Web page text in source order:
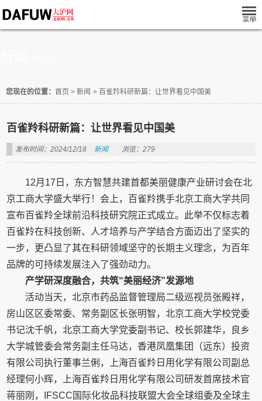
您现在的位置： 首页 > 新闻 > 百雀羚科研新篇：让世界看见中国美
百雀羚科研新篇：让世界看见中国美
发布时间：2024/12/18 新闻 浏览：279
12月17日，东方智慧共建首都美丽健康产业研讨会在北
京工商大学盛大举行！会上，百雀羚携手北京工商大学共同
宣布百雀羚全球前沿科技研究院正式成立。此举不仅标志着
百雀羚在科技创新、人才培养与产学结合方面迈出了坚实的
一步，更凸显了其在科研领域坚守的长期主义理念，为百年
品牌的可持续发展注入了强劲动力。
产学研深度融合，共筑“美丽经济”发源地
活动当天，北京市药品监督管理局二级巡视员张殿祥，
房山区区委常委、常务副区长张明智，北京工商大学校党委
书记沈千帆，北京工商大学党委副书记、校长郭建华，良乡
大学城管委会常务副主任马达，香港凤凰集团（远东）投资
有限公司执行董事兰俐，上海百雀羚日用化学有限公司副总
经理何小辉，上海百雀羚日用化学有限公司研发首席技术官
蒋丽刚，IFSCC国际化妆品科技联盟大会全球组委及全球主